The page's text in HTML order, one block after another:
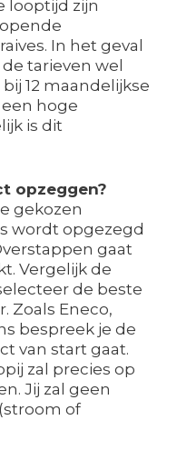
looptijd zijn
In het geval
tarieven wel
12 maandelijkse
hoge
is dit
opzeggen?
gekozen
wordt opgezegd
gaat
Vergelijk de
de beste
Zoals Eneco,
bespreek je de
van start gaat.
zal precies op
Jij zal geen
of